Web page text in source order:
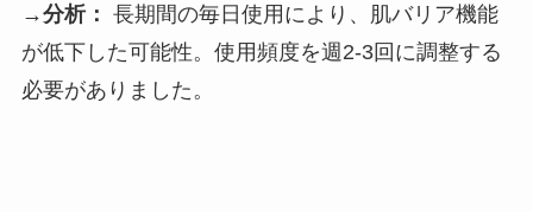
→分析： 長期間の毎日使用により、肌バリア機能
が低下した可能性。使用頻度を週2-3回に調整する
必要がありました。